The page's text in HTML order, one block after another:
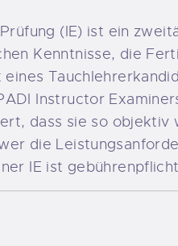
(IE) ist ein
Kenntnisse, die
Instructor
dass sie so
die
IE ist